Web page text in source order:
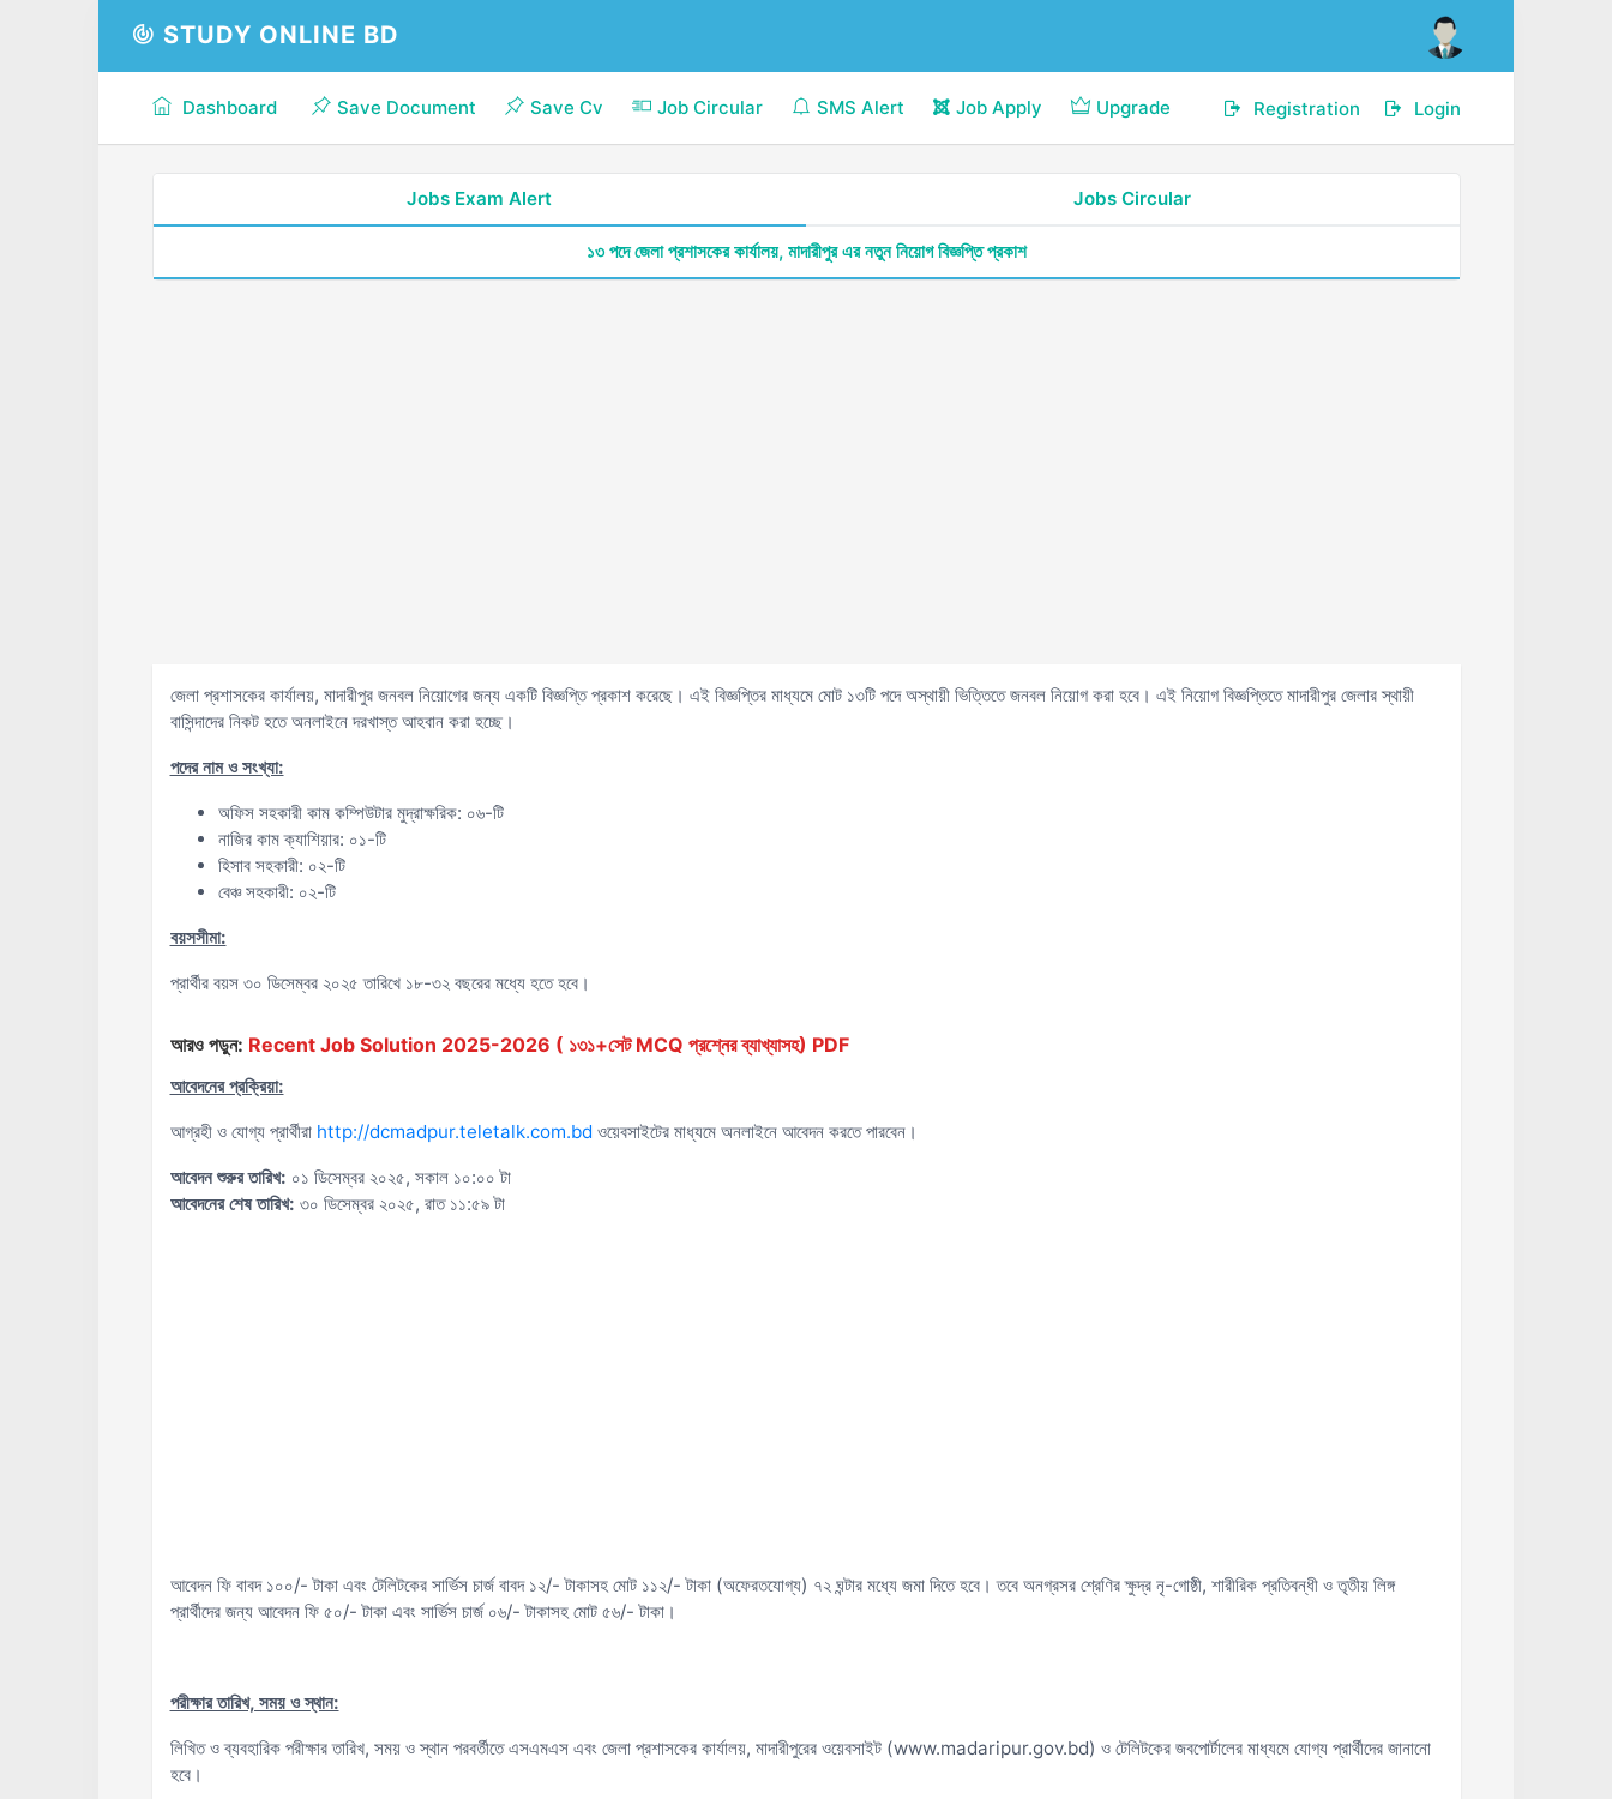
STUDY ONLINE BD
Dashboard Save Document Save Cv Job Circular SMS Alert Job Apply Upgrade Login
Registration
Jobs Exam Alert Jobs Circular
১৩ পদে জেলা প্রশাসকের কার্যালয়, মাদারীপুর এর নতুন নিয়োগ বিজ্ঞপ্তি প্রকাশ
জেলা প্রশাসকের কার্যালয়, মাদারীপুর জনবল নিয়োগের জন্য একটি বিজ্ঞপ্তি প্রকাশ করেছে। এই বিজ্ঞপ্তির মাধ্যমে মোট ১৩টি পদে অস্থায়ী ভিত্তিতে জনবল নিয়োগ করা হবে। এই নিয়োগ বিজ্ঞপ্তিতে মাদারীপুর জেলার স্থায়ী
বাসিন্দাদের নিকট হতে অনলাইনে দরখাস্ত আহবান করা হচ্ছে।
পদের নাম ও সংখ্যা:
অফিস সহকারী কাম কম্পিউটার মুদ্রাক্ষরিক: ০৬-টি
নাজির কাম ক্যাশিয়ার: ০১-টি
হিসাব সহকারী: ০২-টি
বেঞ্চ সহকারী: ০২-টি
বয়সসীমা:
প্রার্থীর বয়স ৩০ ডিসেম্বর ২০২৫ তারিখে ১৮-৩২ বছরের মধ্যে হতে হবে।
আরও পড়ুন: Recent Job Solution 2025-2026 ( ১৩১+সেট MCQ প্রশ্নের ব্যাখ্যাসহ) PDF
আবেদনের প্রক্রিয়া:
আগ্রহী ও যোগ্য প্রার্থীরা http://dcmadpur.teletalk.com.bd ওয়েবসাইটের মাধ্যমে অনলাইনে আবেদন করতে পারবেন।
আবেদন শুরুর তারিখ: ০১ ডিসেম্বর ২০২৫, সকাল ১০:০০ টা
আবেদনের শেষ তারিখ: ৩০ ডিসেম্বর ২০২৫, রাত ১১:৫৯ টা
আবেদন ফি বাবদ ১০০/- টাকা এবং টেলিটকের সার্ভিস চার্জ বাবদ ১২/- টাকাসহ মোট ১১২/- টাকা (অফেরতযোগ্য) ৭২ ঘন্টার মধ্যে জমা দিতে হবে। তবে অনগ্রসর শ্রেণির ক্ষুদ্র নৃ-গোষ্ঠী, শারীরিক প্রতিবন্ধী ও তৃতীয় লিঙ্গ
প্রার্থীদের জন্য আবেদন ফি ৫০/- টাকা এবং সার্ভিস চার্জ ০৬/- টাকাসহ মোট ৫৬/- টাকা।
পরীক্ষার তারিখ, সময় ও স্থান:
লিখিত ও ব্যবহারিক পরীক্ষার তারিখ, সময় ও স্থান পরবর্তীতে এসএমএস এবং জেলা প্রশাসকের কার্যালয়, মাদারীপুরের ওয়েবসাইট (www.madaripur.gov.bd) ও টেলিটকের জবপোর্টালের মাধ্যমে যোগ্য প্রার্থীদের জানানো
হবে।